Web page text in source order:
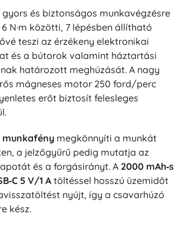
gyors és biztonságos munkavégzésre
6 N·m közötti, 7 lépésben állítható
teszi az érzékeny elektronikai
és a bútorok valamint háztartási
határozott meghúzását. A nagy
mágneses motor 250 ford/perc
erőt biztosít felesleges
munkafény megkönnyíti a munkát
a jelzőgyűrű pedig mutatja az
és a forgásirányt. A 2000 mAh‑s
5 V/1 A töltéssel hosszú üzemidőt
nyújt, így a csavarhúzó
kész.